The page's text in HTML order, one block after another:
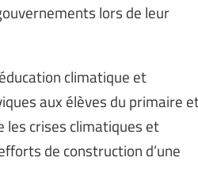
lors de leur
climatique et
aux élèves du primaire
les crises climatiques et
de construction d’une